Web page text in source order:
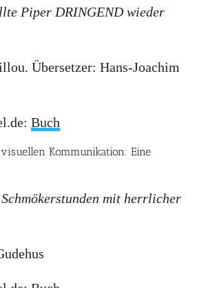
Piper DRINGEND wieder
Übersetzer: Hans-Joachim
Buch
Kommunikation: Eine
mit herrlicher